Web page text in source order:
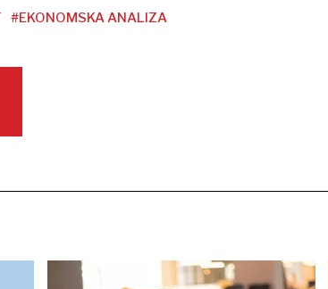
#EKONOMSKA ANALIZA